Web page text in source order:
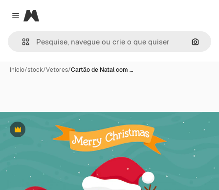
Close menu
Magnific
Início/stock/Vetores/Cartão de Natal com …
Premium